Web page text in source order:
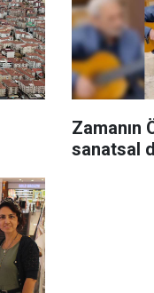
Zamanın
sanatsal